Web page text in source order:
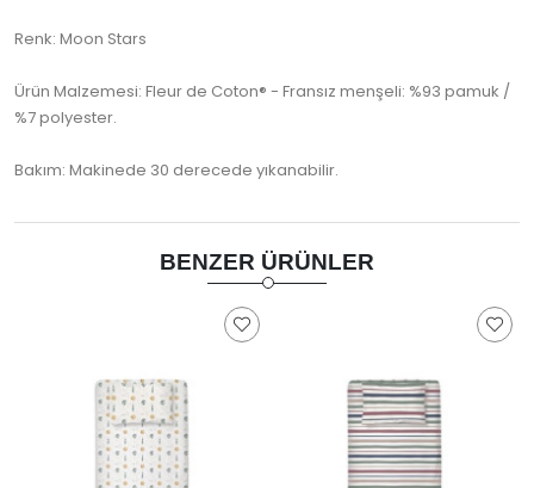
Renk: Moon Stars
Ürün Malzemesi: Fleur de Coton® - Fransız menşeli: %93 pamuk /
%7 polyester.
Bakım: Makinede 30 derecede yıkanabilir.
BENZER ÜRÜNLER